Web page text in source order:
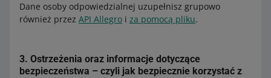
Dane osoby odpowiedzialnej uzupełnisz grupowo
również przez API Allegro i za pomocą pliku.
3. Ostrzeżenia oraz informacje dotyczące
bezpieczeństwa – czyli jak bezpiecznie korzystać z